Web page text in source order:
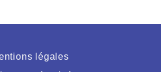
légales